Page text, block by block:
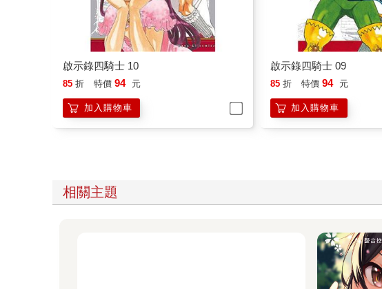
啟示錄四騎士 10
85 折 特價 94 元
加入購物車
啟示錄四騎士 09
85 折 特價 94 元
加入購物車
相關主題